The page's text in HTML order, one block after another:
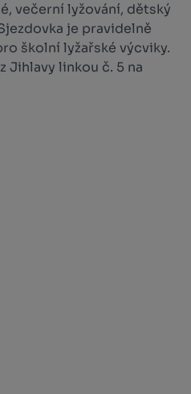
večerní lyžování, dětský
je pravidelně
školní lyžařské výcviky.
Jihlavy linkou č. 5 na